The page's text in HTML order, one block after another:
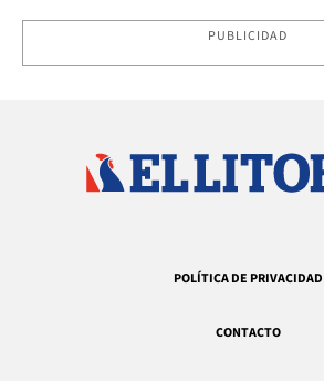
PUBLICIDAD
POLÍTICA DE PRIVACIDAD
CONTACTO